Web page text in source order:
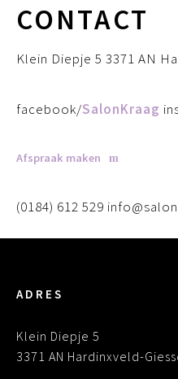
CONTACT
Klein Diepje 5 3371 AN
facebook/SalonKraag
Afspraak maken
(0184) 612 529
ADRES
Klein Diepje 5
3371 AN Hardinxveld-